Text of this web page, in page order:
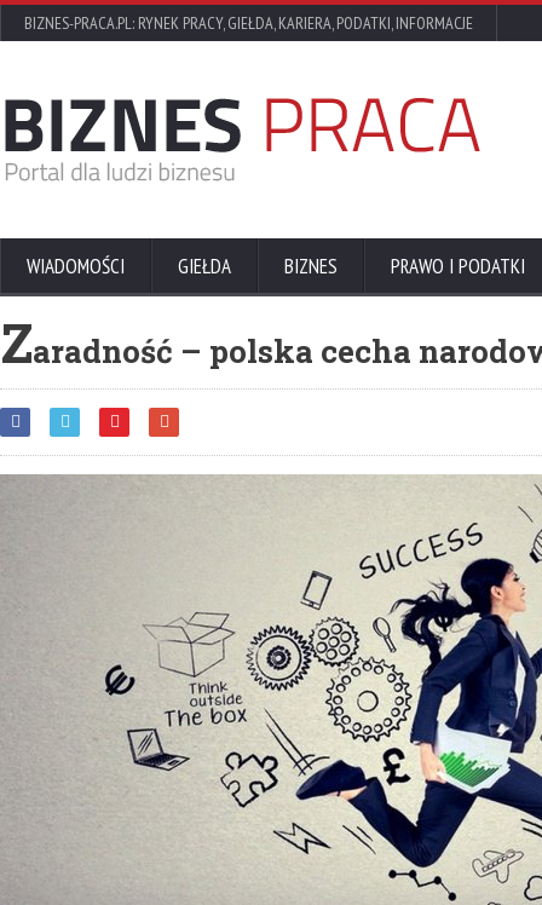
BIZNES-PRACA.PL: RYNEK PRACY, GIEŁDA, KARIERA, PODATKI, INFORMACJE
WIADOMOŚCI GIEŁDA BIZNES PRAWO I PODATKI
Zaradność – polska cecha